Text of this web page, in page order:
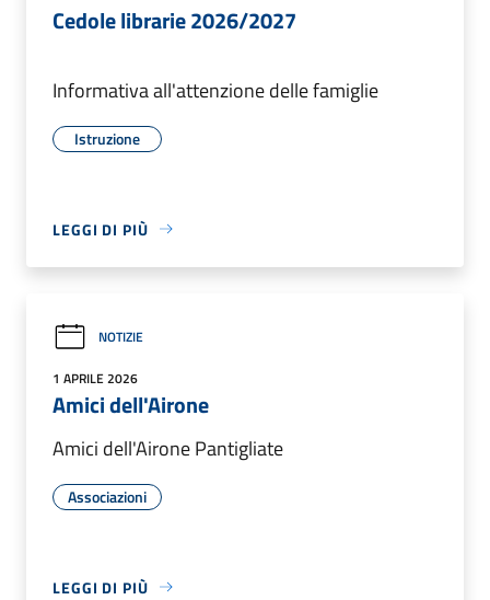
Cedole librarie 2026/2027
Informativa all'attenzione delle famiglie
Istruzione
LEGGI DI PIÙ
NOTIZIE
1 APRILE 2026
Amici dell'Airone
Amici dell'Airone Pantigliate
Associazioni
LEGGI DI PIÙ